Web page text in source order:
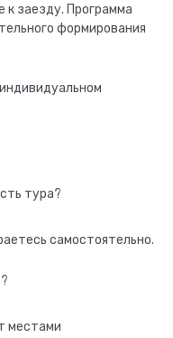
к заезду. Программа
формирования
тура?
самостоятельно.
местами